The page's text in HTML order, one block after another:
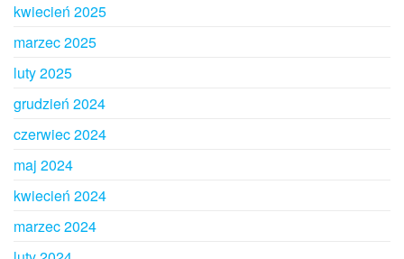
kwiecień 2025
marzec 2025
luty 2025
grudzień 2024
czerwiec 2024
maj 2024
kwiecień 2024
marzec 2024